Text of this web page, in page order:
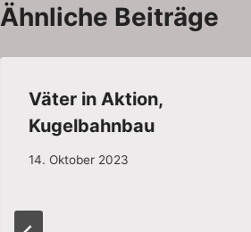
Ähnliche Beiträge
Väter in Aktion,
Kugelbahnbau
14. Oktober 2023